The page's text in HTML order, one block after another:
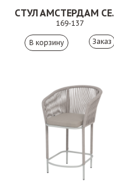
169-137
Заказ